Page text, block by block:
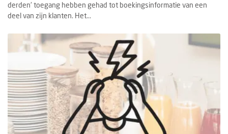
derden' toegang hebben gehad tot boekingsinformatie van een
deel van zijn klanten. Het...